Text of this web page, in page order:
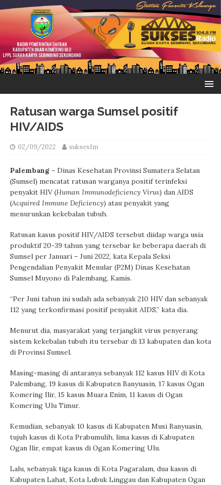
Ratusan warga Sumsel positif
HIV/AIDS
02/09/2022 suksesfm
Palembang – Dinas Kesehatan Provinsi Sumatera Selatan
(Sumsel) mencatat ratusan warganya positif terinfeksi
penyakit HIV (Human Immunodeficiency Virus) dan AIDS
(Acquired Immune Deficiency) atau penyakit yang
menurunkan kekebalan tubuh.
Ratusan kasus positif HIV/AIDS tersebut diidap warga usia
produktif 20-39 tahun yang tersebar ke beberapa daerah di
Sumsel per Januari – Juni 2022, kata Kepala Seksi
Pengendalian Penyakit Menular (P2M) Dinas Kesehatan
Sumsel Muyono di Palembang, Kamis.
“Per Juni tahun ini sudah ada sebanyak 210 HIV dan sebanyak
112 yang terkonfirmasi positif penyakit AIDS,” kata dia.
Menurut dia, masyarakat yang terjangkit virus penyerang
sistem kekebalan tubuh itu tersebar di 13 kabupaten dan kota
di Provinsi Sumsel.
Masing-masing di antaranya sebanyak 112 kasus HIV di Kota
Palembang, 19 kasus di Kabupaten Banyuasin, 17 kasus Ogan
Komering Ilir, 15 kasus Muara Enim, 11 kasus di Ogan
Komering Ulu Timur.
Kemudian, sebanyak 10 kasus di Kabupaten Musi Banyuasin,
tujuh kasus di Kota Prabumulih, lima kasus di Kabupaten
Ogan Ilir, empat kasus di Ogan Komering Ulu.
Lalu, sebanyak tiga kasus di Kota Pagaralam, dua kasus di
Kabupaten Lahat, Kota Lubuk Linggau dan Kabupaten Ogan